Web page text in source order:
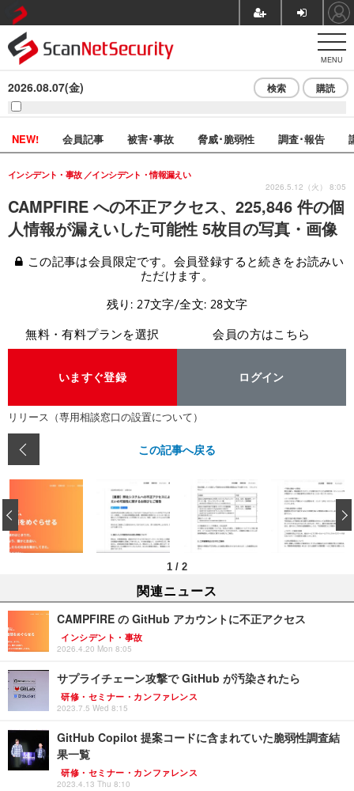
MENU
2026.08.07(金) 検索 購読
NEW! 会員記事 被害･事故 脅威･脆弱性 調査･報告
CAMPFIRE への不正アクセス、225,846 件の個
人情報が漏えいした可能性 5枚目の写真・画像
インシデント・事故 インシデント・情報漏えい
2026.5.12（火） 8:05
この記事は会員限定です。会員登録すると続きをお読みい
ただけます。
残り: 27文字/全文: 28文字
無料・有料プランを選択
いますぐ登録
会員の方はこちら
ログイン
リリース（専用相談窓口の設置について）
この記事へ戻る
1 / 2
‹
関連ニュース
CAMPFIRE の GitHub アカウントに不正アクセス
インシデント・事故
2026.4.20 Mon 8:05
サプライチェーン攻撃で GitHub が汚染されたら
研修・セミナー・カンファレンス
2023.7.5 Wed 8:15
GitHub Copilot 提案コードに含まれていた脆弱性調査結
果一覧
研修・セミナー・カンファレンス
2023.4.13 Thu 8:10